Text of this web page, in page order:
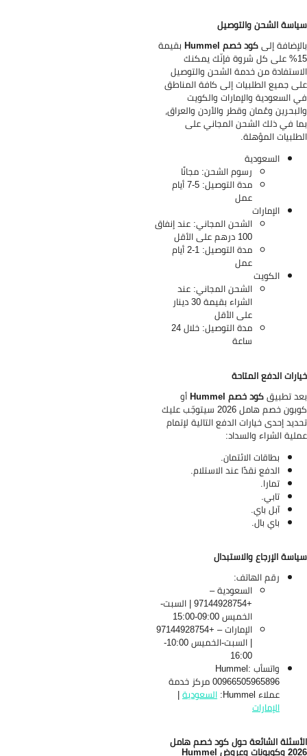
الشحن والتوصيل
إلىكود خصم Hummel بقيمة
15% على كل شروة فإنّك يمكنك
من خدمة الشحن والتوصيل
جميع الطلبيات إلى كافة المناطق
السعودية والإمارات والكويت
وعُمان وقطر والأردن والعراق،
في ذلك الشحن المجاني على
المؤهلة.
السعودية
رسوم الشحن: مجانًا
مدة التوصيل: 5-7 أيام
عمل
الإمارات
الشحن المجاني: عند إنفاق
100 درهم على الأقل
مدة التوصيل: 1-2 أيام
عمل
الكويت
الشحن المجاني: عند
الشراء بقيمة 30 دينار
على الأقل
مدة التوصيل: خلال 24
ساعة
الدفع المتاحة
تطبيقكود خصم Hummel أو
كوبون خصم هامل 2026 سيتوجّب عليك
إحدى خيارات الدفع التالية لإتمام
الشراء والسداد:
بطاقات الائتمان.
الدفع نقدًا عند الاستلام.
تمارا.
تابي.
آبل باي.
باي بال.
الإرجاع والاستبدال
رقم الهاتف:
السعودية –
+97144928754 | السبت-
الخميس 09:00-15:00
الإمارات – +97144928754
| السبت-الخميس 10:00-
16:00
واتسأب Hummel:
00966505965896 مركز خدمة
عملاء Hummel: السعودية|
الإمارات
الشائعة حول كود خصم هامل
2026 وكوبونات وعروض Hummel